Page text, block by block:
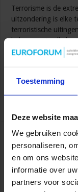
Toestemming
Deze website
We gebruiken
personaliseren,
en om ons
informatie over
partners voor
Terrorisme is de
uitzondering is elke
terroristische
belang om in alle
radicalisering tot
noodzakelijk alle
Samenwerking
Frank van Summeren
Openbare orde en